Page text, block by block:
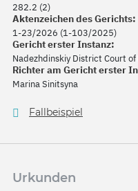
282.2 (2)
Aktenzeichen des Gerichts:
1-23/2026 (1-103/2025)
Gericht erster Instanz:
Nadezhdinskiy District Court
Richter am Gericht erster
Marina Sinitsyna
Fallbeispiel
Urkunden